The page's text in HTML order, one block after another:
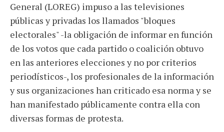
General (LOREG) impuso a las televisiones
públicas y privadas los llamados "bloques
electorales" -la obligación de informar en función
de los votos que cada partido o coalición obtuvo
en las anteriores elecciones y no por criterios
periodísticos-, los profesionales de la información
y sus organizaciones han criticado esa norma y se
han manifestado públicamente contra ella con
diversas formas de protesta.